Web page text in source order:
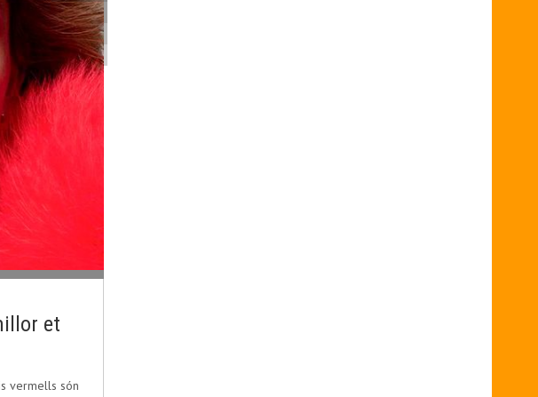
et
vermells són